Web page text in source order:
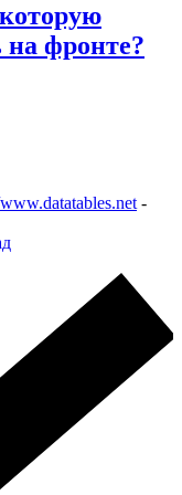
на фронте?
-